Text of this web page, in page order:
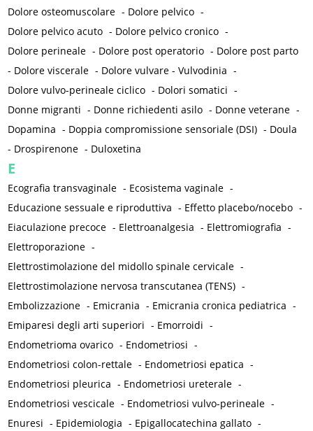
Dolore osteomuscolare - Dolore pelvico -
Dolore pelvico acuto - Dolore pelvico cronico -
Dolore perineale - Dolore post operatorio - Dolore post parto
- Dolore viscerale - Dolore vulvare - Vulvodinia -
Dolore vulvo-perineale ciclico - Dolori somatici -
Donne migranti - Donne richiedenti asilo - Donne veterane -
Dopamina - Doppia compromissione sensoriale (DSI) - Doula
- Drospirenone - Duloxetina
E
Ecografia transvaginale - Ecosistema vaginale -
Educazione sessuale e riproduttiva - Effetto placebo/nocebo -
Eiaculazione precoce - Elettroanalgesia - Elettromiografia -
Elettroporazione -
Elettrostimolazione del midollo spinale cervicale -
Elettrostimolazione nervosa transcutanea (TENS) -
Embolizzazione - Emicrania - Emicrania cronica pediatrica -
Emiparesi degli arti superiori - Emorroidi -
Endometrioma ovarico - Endometriosi -
Endometriosi colon-rettale - Endometriosi epatica -
Endometriosi pleurica - Endometriosi ureterale -
Endometriosi vescicale - Endometriosi vulvo-perineale -
Enuresi - Epidemiologia - Epigallocatechina gallato -